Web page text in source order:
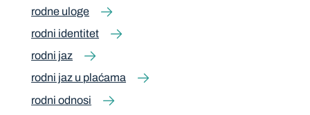
rodne uloge
rodni identitet
rodni jaz
rodni jaz u plaćama
rodni odnosi